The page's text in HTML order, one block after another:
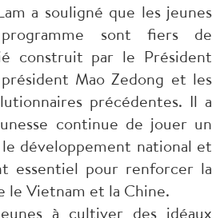
a souligné que les jeunes
sont fiers de
construit par le Président
Mao Zedong et les
précédentes. Il a
continue de jouer un
développement national et
essentiel pour renforcer la
le Vietnam et la Chine.
à cultiver des idéaux